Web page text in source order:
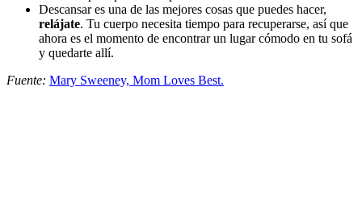
Descansar es una de las mejores cosas que puedes hacer,
relájate. Tu cuerpo necesita tiempo para recuperarse, así que
ahora es el momento de encontrar un lugar cómodo en tu sofá
y quedarte allí.
Fuente: Mary Sweeney, Mom Loves Best.